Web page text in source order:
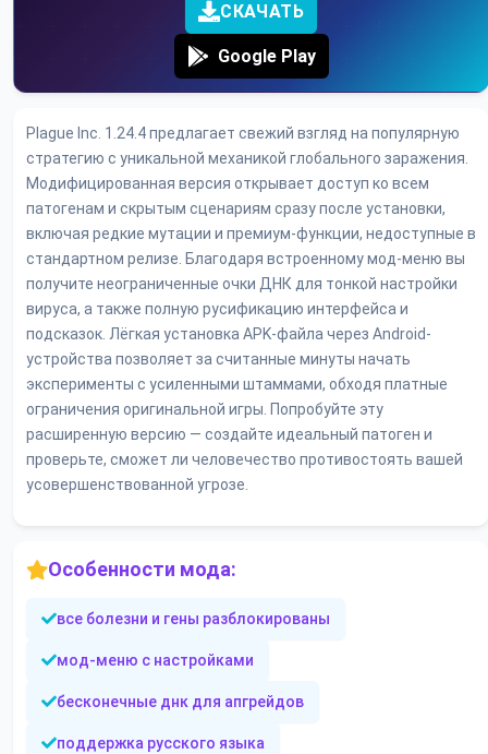
СКАЧАТЬ
Google Play
Plague Inc. 1.24.4 предлагает свежий взгляд на популярную
стратегию с уникальной механикой глобального заражения.
Модифицированная версия открывает доступ ко всем
патогенам и скрытым сценариям сразу после установки,
включая редкие мутации и премиум-функции, недоступные в
стандартном релизе. Благодаря встроенному мод-меню вы
получите неограниченные очки ДНК для тонкой настройки
вируса, а также полную русификацию интерфейса и
подсказок. Лёгкая установка APK-файла через Android-
устройства позволяет за считанные минуты начать
эксперименты с усиленными штаммами, обходя платные
ограничения оригинальной игры. Попробуйте эту
расширенную версию — создайте идеальный патоген и
проверьте, сможет ли человечество противостоять вашей
усовершенствованной угрозе.
Особенности мода:
все болезни и гены разблокированы
мод-меню с настройками
бесконечные днк для апгрейдов
поддержка русского языка